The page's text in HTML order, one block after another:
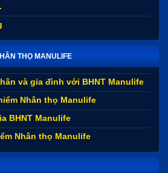
THỌ MANULIFE
và gia đình với BHNT Manulife
Nhân thọ Manulife
BHNT Manulife
Nhân thọ Manulife